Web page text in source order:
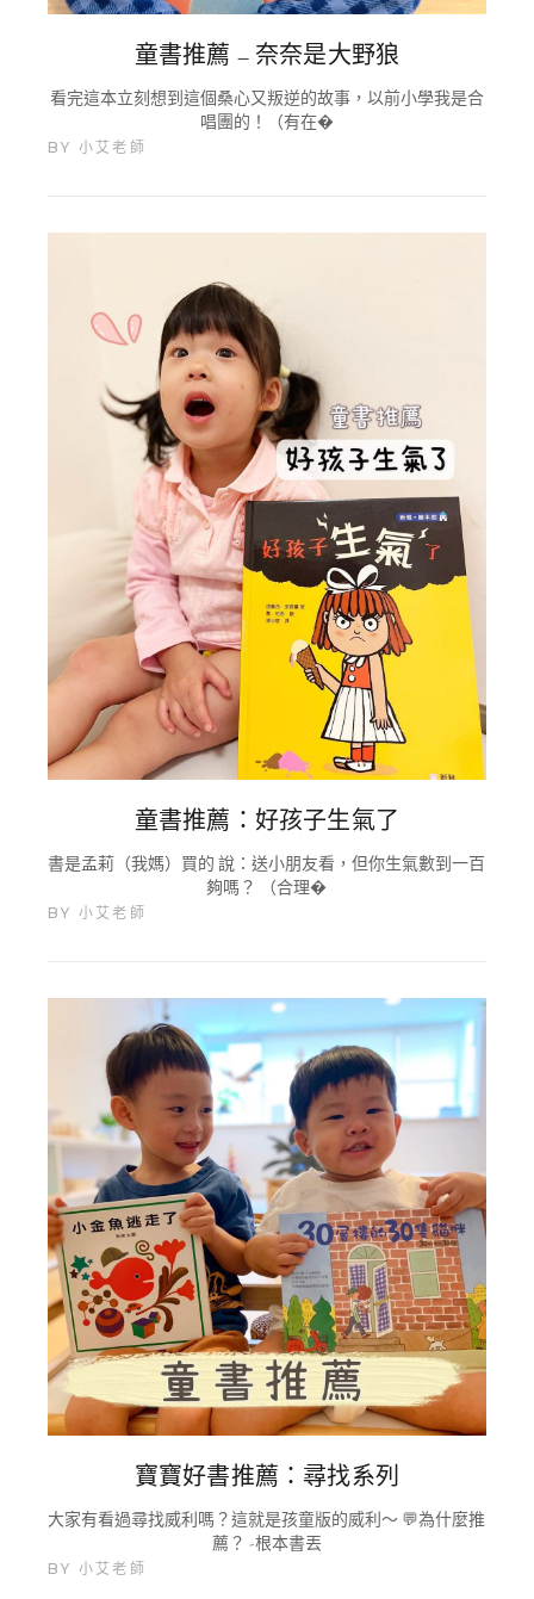
童書推薦 – 奈奈是大野狼
看完這本立刻想到這個桑心又叛逆的故事，以前小學我是合
唱團的！（有在�
BY 小艾老師
童書推薦：好孩子生氣了
書是孟莉（我媽）買的 說：送小朋友看，但你生氣數到一百
夠嗎？ （合理�
BY 小艾老師
寶寶好書推薦：尋找系列
大家有看過尋找威利嗎？這就是孩童版的威利～ 💬為什麼推
薦？ -根本書丟
BY 小艾老師